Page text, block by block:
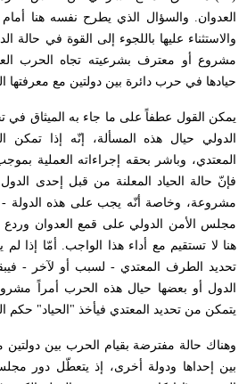
العدوان. والسؤال الذي يطرح نفسه هنا أمام
والاستثناء عليها باللجوء إلى القوة في حالة
مشروع أو معترف بشرعيته تجاه الحرب
حيادها في حرب دائرة بين دولتين مع معرفتها
يمكن القول عطفاً على ما جاء به الميثاق في
الدولي حيال هذه المسألة، إنّه إذا
المعتدي، وباشر بحقه إجراءاته العملية
فإنّ حالة الحياد المعلنة من قبل إحدى
مشروعة، وخاصة أنّه يجب على هذه الدولة
مجلس الأمن الدولي على قمع العدوان وردع
هنا لا تستقيم مع أداء هذا الواجب. أمّا إذا
تحديد الطرف المعتدي - لسبب أو لآخر -
الدول أو بعضها حيال هذه الحرب أمراً
يتمكن من تحديد المعتدي فيأخذ "الحياد" حكم
وهناك حالة مفترضة بقيام الحرب بين
بين إحداها ودولة أخرى، إذ يتعطّل دور